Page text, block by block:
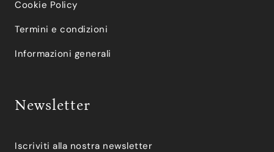
Cookie Policy
Termini e condizioni
Informazioni generali
Newsletter
Iscriviti alla nostra newsletter